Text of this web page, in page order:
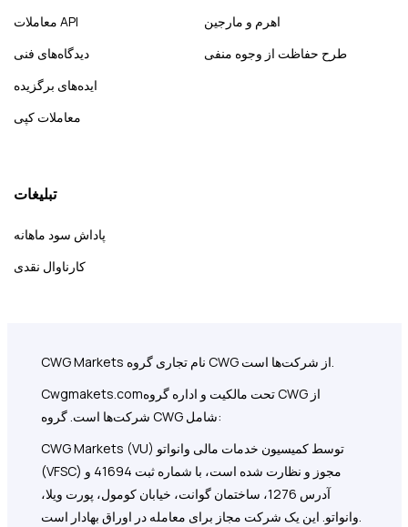
معاملات API
دیدگاه‌های فنی
ایده‌های برگزیده
معاملات کپی
اهرم و مارجین
طرح حفاظت از وجوه منفی
تبلیغات
پاداش سود ماهانه
کارناوال نقدی
CWG Markets نام تجاری گروه CWG از شرکت‌ها است.
Cwgmakets.comتحت مالکیت و اداره گروه CWG از
شرکت‌ها است. گروه CWG شامل:
CWG Markets (VU) توسط کمیسیون خدمات مالی وانواتو
(VFSC) مجوز و نظارت شده است، با شماره ثبت 41694 و
آدرس 1276، ساختمان گوانت، خیابان کومول، پورت ویلا،
وانواتو. این یک شرکت مجاز برای معامله در اوراق بهادار است.